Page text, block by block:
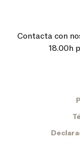
Contacta con
18.00h